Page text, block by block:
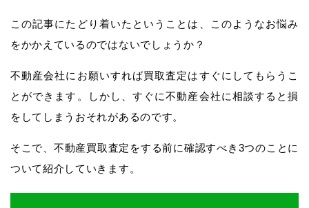
この記事にたどり着いたということは、このようなお悩み
をかかえているのではないでしょうか？
不動産会社にお願いすれば買取査定はすぐにしてもらうこ
とができます。しかし、すぐに不動産会社に相談すると損
をしてしまうおそれがあるのです。
そこで、不動産買取査定をする前に確認すべき3つのことに
ついて紹介していきます。